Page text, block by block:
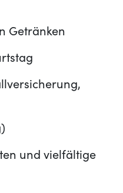
Getränken
und vielfältige